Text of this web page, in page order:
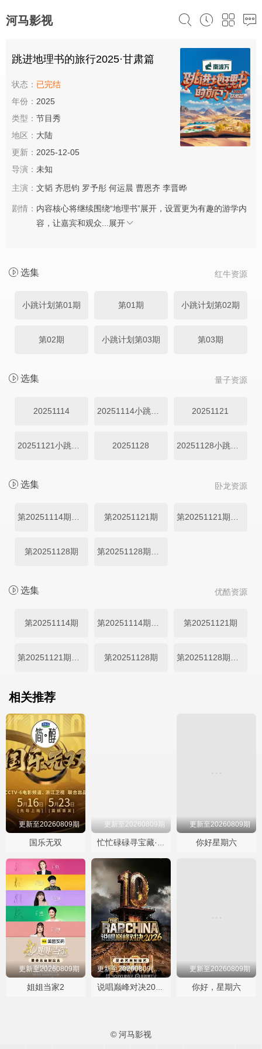
河马影视
跳进地理书的旅行2025·甘肃篇
状态： 已完结
年份： 2025
类型： 节目秀
地区： 大陆
更新： 2025-12-05
导演： 未知
主演： 文韬 齐思钧 罗予彤 何运晨 曹恩齐 李晋晔
剧情： 内容核心将继续围绕“地理书”展开，设置更为有趣的游学内
容，让嘉宾和观众...
展开
红牛资源
选集
小跳计划第01期 第01期 小跳计划第02期
第02期 小跳计划第03期 第03期
量子资源
选集
20251114 20251114小跳计划 20251121
20251128 20251128小跳计划
卧龙资源
选集
第20251121期
第20251128期
优酷资源
选集
第20251114期 第20251121期
第20251128期
相关推荐
更新至20260809期
国乐无双
更新至20260809期
忙忙碌碌寻宝藏·双人成行季
更新至20260809期
你好星期六
更新至20260809期
姐姐当家2
更新至20260809(第7期饭局)
说唱巅峰对决2026
更新至20260809期
你好，星期六
© 河马影视